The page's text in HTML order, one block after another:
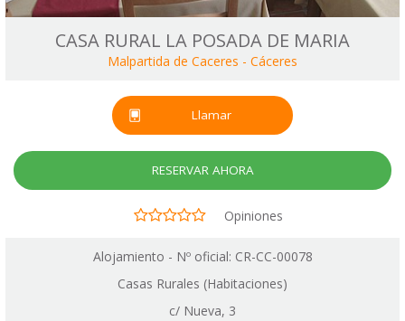
CASA RURAL LA POSADA DE MARIA
Malpartida de Caceres - Cáceres
Llamar
RESERVAR AHORA
Opiniones
Alojamiento - Nº oficial: CR-CC-00078
Casas Rurales (Habitaciones)
c/ Nueva, 3